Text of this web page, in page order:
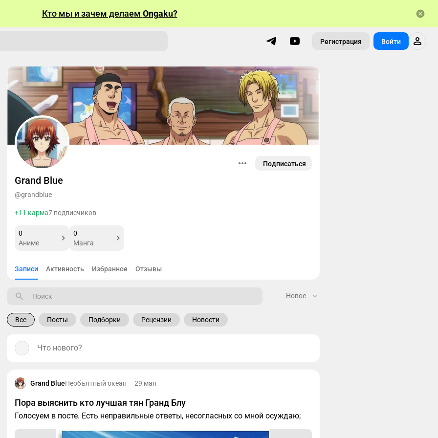
Кто мы и зачем делаем Ongaku?
Регистрация Войти
Grand Blue
Подписаться
@grandblue
+11 карма7 подписчиков
0
Аниме
0
Манга
Записи Активность Избранное Отзывы
Новое
Все Посты Подборки Рецензии Новости
Что нового?
Grand BlueНеобъятный океан 29 мая
Пора выяснить кто лучшая тян Гранд Блу
Голосуем в посте. Есть неправильные ответы, несогласных со мной осуждаю;